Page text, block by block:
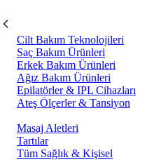
Cilt Bakım Teknolojileri
Saç Bakım Ürünleri
Erkek Bakım Ürünleri
Ağız Bakım Ürünleri
Epilatörler & IPL Cihazları
Ateş Ölçerler & Tansiyon
Masaj Aletleri
Tartılar
Tüm Sağlık & Kişisel